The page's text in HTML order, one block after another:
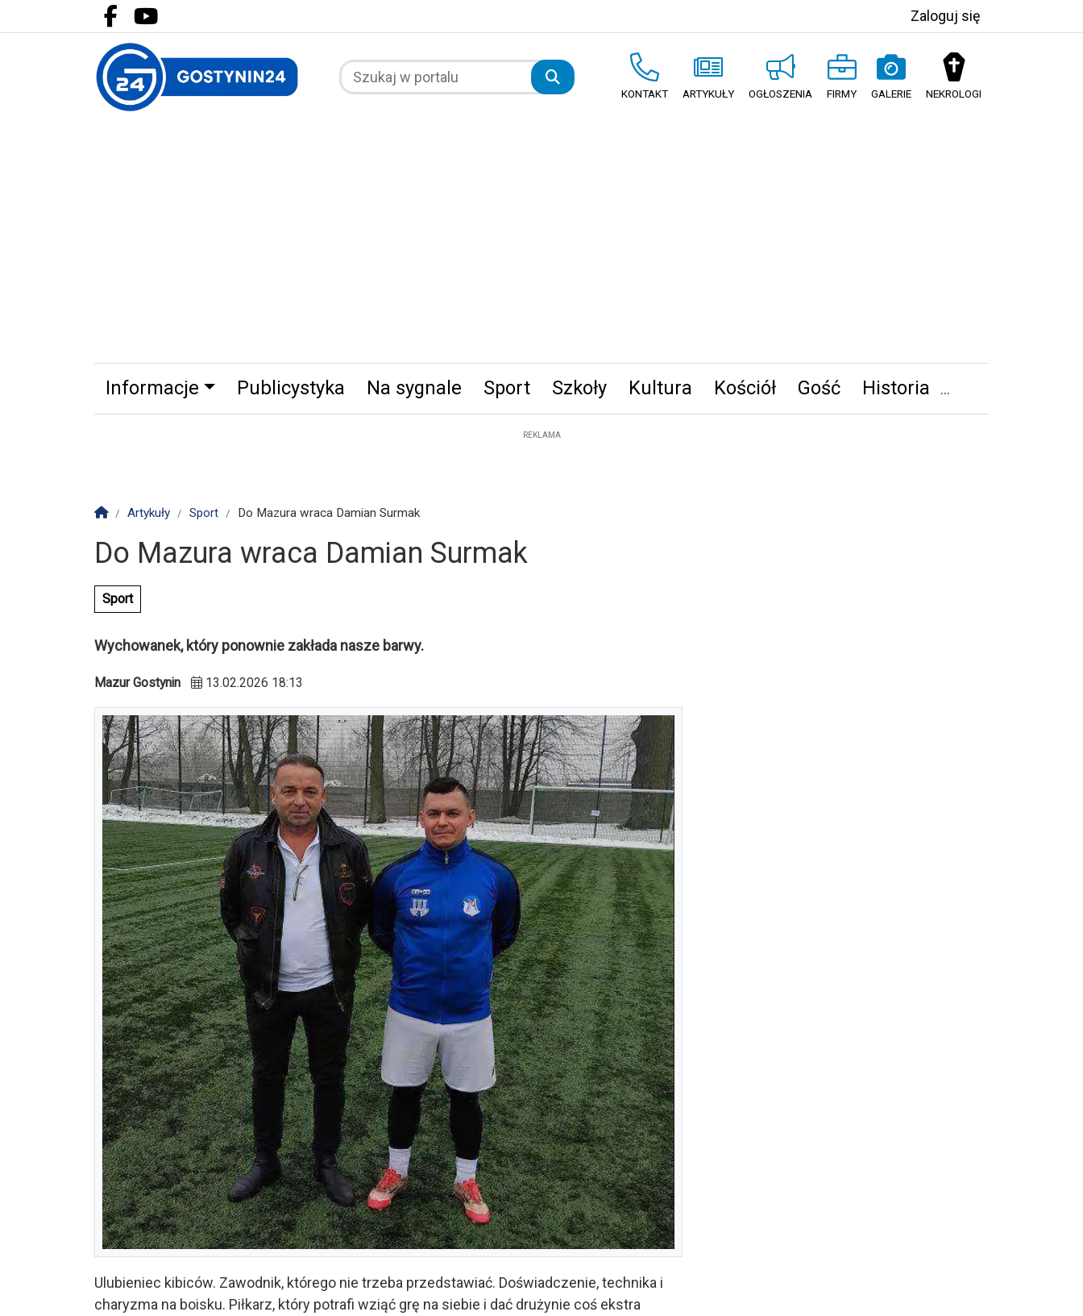
Facebook.com
Youtube.com Zaloguj się
KONTAKT ARTYKUŁY OGŁOSZENIA FIRMY GALERIE NEKROLOGI
Informacje Publicystyka Na sygnale Sport Szkoły Kultura Kościół Gość Historia
REKLAMA
Strona główna
Artykuły Sport Do Mazura wraca Damian Surmak
Do Mazura wraca Damian Surmak
Sport
Wychowanek, który ponownie zakłada nasze barwy.
Mazur Gostynin 13.02.2026 18:13
Ulubieniec kibiców. Zawodnik, którego nie trzeba przedstawiać. Doświadczenie, technika i
charyzma na boisku. Piłkarz, który potrafi wziąć grę na siebie i dać drużynie coś ekstra